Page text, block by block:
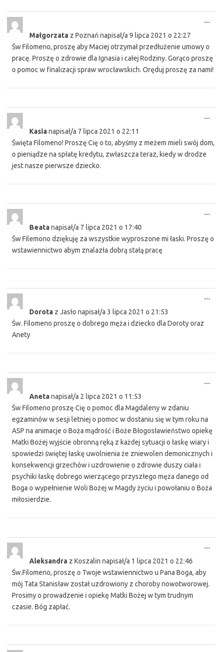
Małgorzata z Poznań napisał/a 9 lipca 2021 o 22:27
Św Filomeno, proszę aby Maciej otrzymał przedłużenie umowy o
pracę. Proszę o zdrowie dla Ignasia i całej Rodziny. Gorąco proszę
o pomoc w finalizacji spraw wrocławskich. Oręduj proszę za nami!
...
Kasianapisał/a 7 lipca 2021 o 22:11
Święta Filomeno! Proszę Cię o to, abyśmy z meżem mieli swój dom,
o pieniądze na spłatę kredytu, zwłaszcza teraz, kiedy w drodze
jest nasze pierwsze dziecko.
...
Beatanapisał/a 7 lipca 2021 o 17:40
Św Filemono dziękuję za wszystkie wyproszone mi łaski. Proszę o
wstawiennictwo abym znalazła dobrą stałą pracę
...
Dorota z Jasło napisał/a 3 lipca 2021 o 21:53
Św. Filomeno proszę o dobrego męża i dziecko dla Doroty oraz
Anety
...
Anetanapisał/a 2 lipca 2021 o 11:53
Św Filomeno proszę Cię o pomoc dla Magdaleny w zdaniu
egzaminów w sesji letniej o pomoc w dostaniu się w tym roku na
ASP na animacje o Boża mądrość i Boże Błogosławieństwo opiekę
Matki Bożej wyjście obronną ręką z każdej sytuacji o łaskę wiary i
spowiedzi świętej łaskę uwolnienia że zniewolen demonicznych i
konsekwencji grzechów i uzdrowienie o zdrowie duszy ciała i
psychiki łaskę dobrego wierzącego przyszłego męża danego od
Boga o wypełnienie Woli Bożej w Magdy życiu i powołaniu o Boża
miłosierdzie.
...
Aleksandra z Koszalin napisał/a 1 lipca 2021 o 22:46
Św.Filomeno, proszę o Twoje wstawiennictwo u Pana Boga, aby
mój Tata Stanisław został uzdrowiony z choroby nowotworowej.
Prosimy o prowadzenie i opiekę Matki Bożej w tym trudnym
czasie. Bóg zapłać.
...